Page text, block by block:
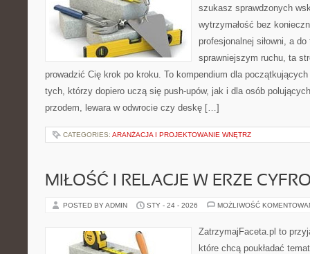
szukasz sprawdzonych
wytrzymałość bez
profesjonalnej siłowni, a
sprawniejszym ruchu, ta
prowadzić Cię krok po kroku. To kompendium dla
tych, którzy dopiero uczą się push-upów, jak i dla osób
przodem, lewara w odwrocie czy deskę […]
CATEGORIES: ARANŻACJA I PROJEKTOWANIE WNĘTRZ
MIŁOŚĆ I RELACJE W ERZE
POSTED BY ADMIN STY - 24 - 2026 MOŻLIWOŚĆ
ZatrzymajFaceta.pl to
które chcą poukładać